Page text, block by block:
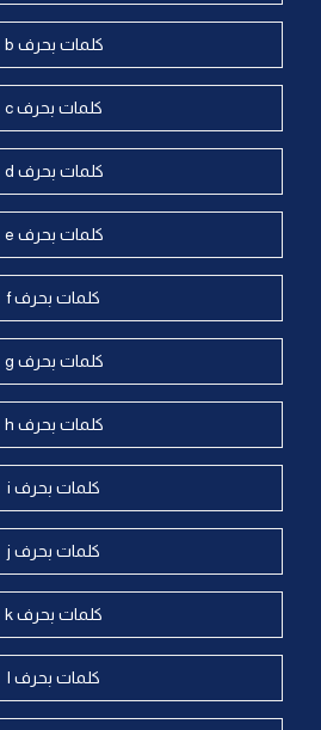
كلمات بحرف b
كلمات بحرف c
كلمات بحرف d
كلمات بحرف e
كلمات بحرف f
كلمات بحرف g
كلمات بحرف h
كلمات بحرف i
كلمات بحرف j
كلمات بحرف k
كلمات بحرف l